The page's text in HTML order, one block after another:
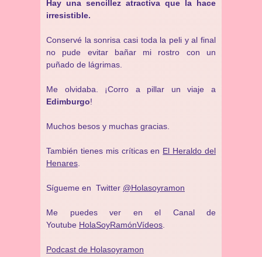
Hay una sencillez atractiva que la hace
irresistible.
Conservé la sonrisa casi toda la peli y al final
no pude evitar bañar mi rostro con un
puñado de lágrimas.
Me olvidaba. ¡Corro a pillar un viaje a
Edimburgo!
Muchos besos y muchas gracias.
También tienes mis críticas en El Heraldo del
Henares
Sígueme en Twitter @Holasoyramon
Me puedes ver en el Canal de
Youtube HolaSoyRamónVídeos
Podcast de Holasoyramon